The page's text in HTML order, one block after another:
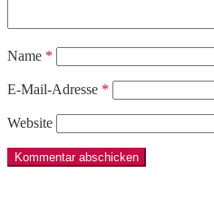
Name *
E-Mail-Adresse *
Website